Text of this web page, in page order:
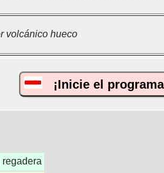
volcánico hueco
¡Inicie el
regadera